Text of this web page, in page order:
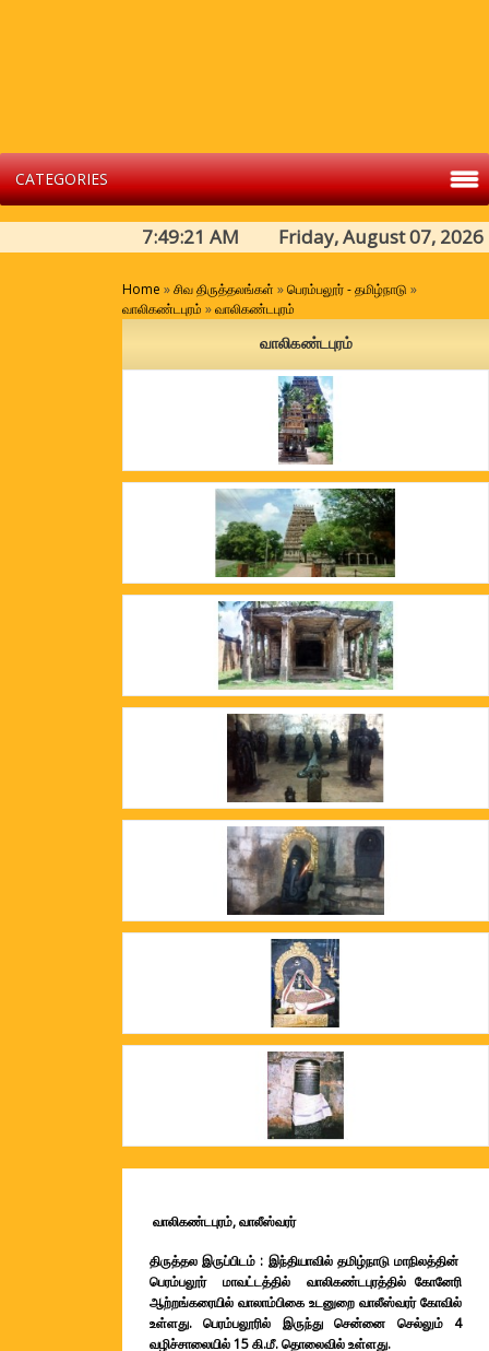
CATEGORIES
7:49:21 AM Friday, August 07, 2026
Home »சிவ திருத்தலங்கள் »பெரம்பலூர் - தமிழ்நாடு »
வாலிகண்டபுரம் »வாலிகண்டபுரம்
வாலிகண்டபுரம்
வாலிகண்டபுரம், வாலீஸ்வரர்
திருத்தல இருப்பிடம் : இந்தியாவில் தமிழ்நாடு மாநிலத்தின்
பெரம்பலூர் மாவட்டத்தில்
வாலிகண்டபுரத்தில் கோனேரி
ஆற்றங்கரையில் வாலாம்பிகை உடனுறை வாலீஸ்வரர் கோவில்
உள்ளது. பெரம்பலூரில் இருந்து சென்னை செல்லும் 4
வழிச்சாலையில் 15 கி.மீ. தொலைவில்உள்ளது.